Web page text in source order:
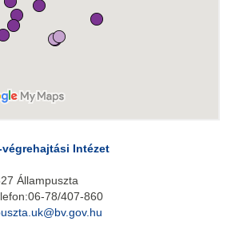
Intézet
Állampuszta
78/407-860